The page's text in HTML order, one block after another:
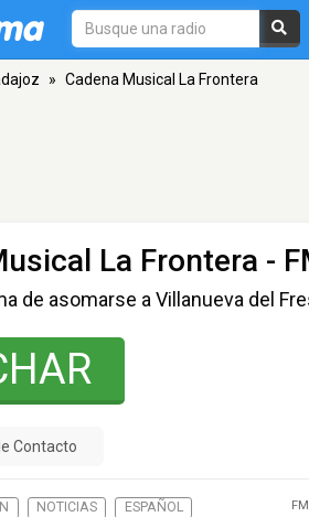
» Cadena Musical La Frontera
La Frontera -
de asomarse a Villanueva del
Contacto
NOTICIAS
ESPAÑOL